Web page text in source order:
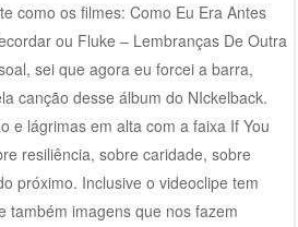
como os filmes: Como Eu Era Antes
ou Fluke – Lembranças De Outra
sei que agora eu forcei a barra,
canção desse álbum do NIckelback.
e lágrimas em alta com a faixa If You
resiliência, sobre caridade, sobre
próximo. Inclusive o videoclipe tem
também imagens que nos fazem